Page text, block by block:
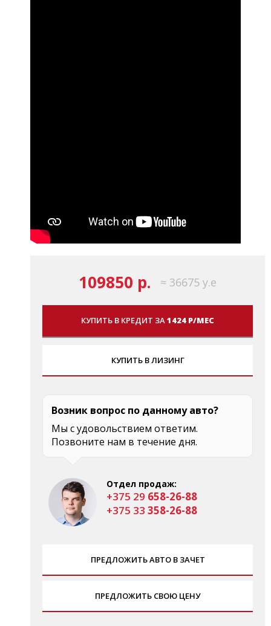
109850 р. ≈ 36675 у.е
КУПИТЬ В КРЕДИТ ЗА1424 Р/МЕС
КУПИТЬ В ЛИЗИНГ
Возник вопрос по данному авто?
Мы с удовольствием ответим.
Позвоните нам в течение дня.
Отдел продаж:
+375 29 658-26-88
+375 33 358-26-88
ПРЕДЛОЖИТЬ АВТО В ЗАЧЕТ
ПРЕДЛОЖИТЬ СВОЮ ЦЕНУ